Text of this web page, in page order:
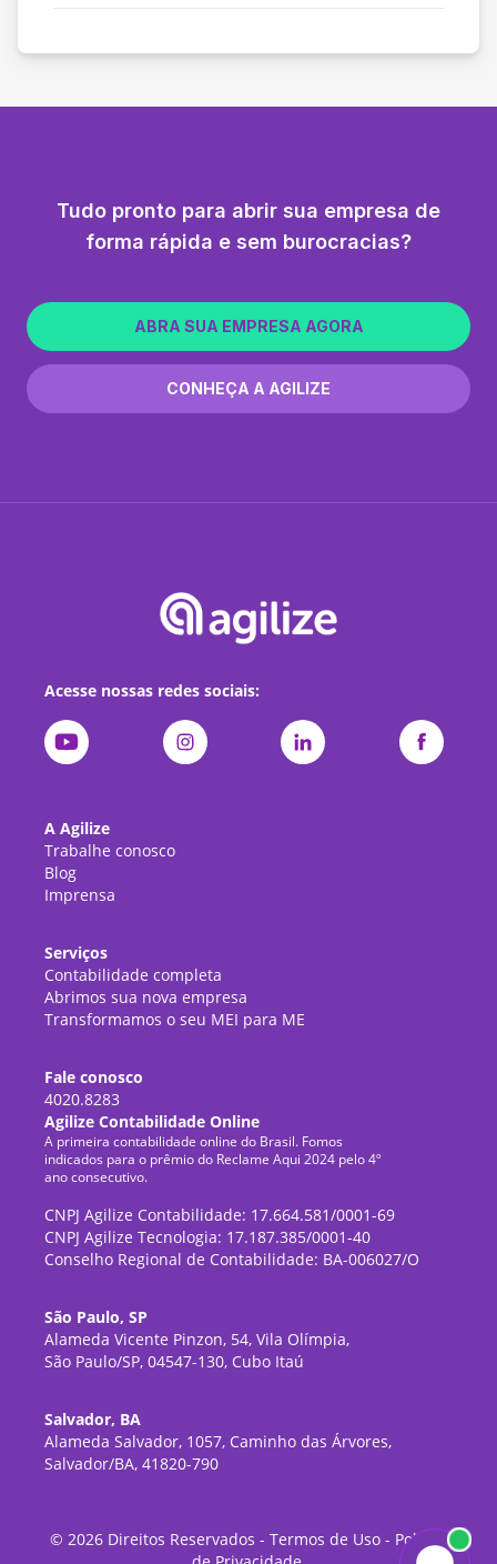
Tudo pronto para abrir sua empresa de
forma rápida e sem burocracias?
ABRA SUA EMPRESA AGORA
CONHEÇA A AGILIZE
Acesse nossas redes sociais:
A Agilize
Trabalhe conosco
Blog
Imprensa
Serviços
Contabilidade completa
Abrimos sua nova empresa
Transformamos o seu MEI para ME
Fale conosco
4020.8283
Agilize Contabilidade Online
A primeira contabilidade online do Brasil. Fomos
indicados para o prêmio do Reclame Aqui 2024 pelo 4º
ano consecutivo.
CNPJ Agilize Contabilidade: 17.664.581/0001-69
CNPJ Agilize Tecnologia: 17.187.385/0001-40
Conselho Regional de Contabilidade: BA-006027/O
São Paulo, SP
Alameda Vicente Pinzon, 54, Vila Olímpia,
São Paulo/SP, 04547-130, Cubo Itaú
Salvador, BA
Alameda Salvador, 1057, Caminho das Árvores,
Salvador/BA, 41820-790
© 2026Direitos Reservados - Termos de Uso- Política